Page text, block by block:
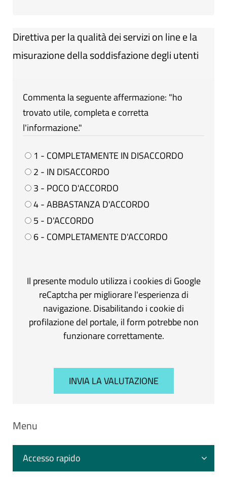
Direttiva per la qualità dei servizi on line e la
misurazione della soddisfazione degli utenti
Commenta la seguente affermazione: "ho
trovato utile, completa e corretta
l'informazione."
1 - COMPLETAMENTE IN DISACCORDO
2 - IN DISACCORDO
3 - POCO D'ACCORDO
4 - ABBASTANZA D'ACCORDO
5 - D'ACCORDO
6 - COMPLETAMENTE D'ACCORDO
Il presente modulo utilizza i cookies di Google
reCaptcha per migliorare l'esperienza di
navigazione. Disabilitando i cookie di
profilazione del portale, il form potrebbe non
funzionare correttamente.
Menu
Accesso rapido